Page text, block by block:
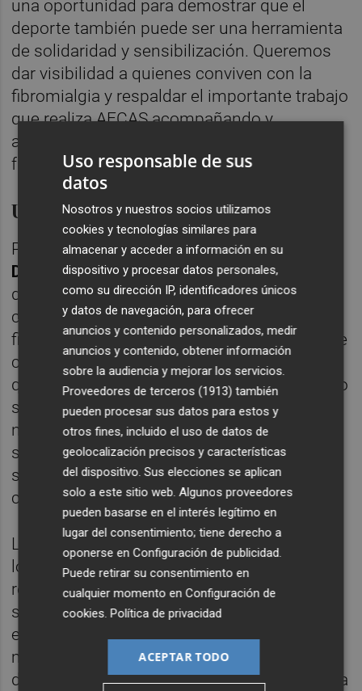
una oportunidad para demostrar que el
deporte también puede ser una herramienta
de solidaridad y sensibilización. Queremos
dar visibilidad a quienes conviven con la
fibromialgia y respaldar el importante trabajo
que realiza AFCAS acompañando y
apoyando a las personas afectadas y a sus
familias”.
Una enfermedad "invisible"
Por su parte, la presidenta de AFCAS,
Dolores Pérez , ha agradecido la implicación
del Ayuntamiento y de las entidades
colaboradoras, asegurando que “la
fibromialgia es una enfermedad invisible que
condiciona profundamente la vida de
quienes la padecen. Iniciativas como esta no
solo nos ayudan a seguir desarrollando
nuestros programas de atención y apoyo,
sino también a sensibilizar a la sociedad
sobre una realidad que necesita mayor
comprensión y reconocimiento”.
La competición contará con premios para
los participantes: los primeros clasificados
recibirán vales por valor de 150 euros, los
segundos de 100 euros y los terceros de 50
euros, todos ellos canjeables en comercios
minoristas de Castellón adheridos al Portal
del Comerciante. Además, durante la jornada
Uso responsable de sus
datos
Nosotros y nuestros socios utilizamos
cookies y tecnologías similares para
almacenar y acceder a información en su
dispositivo y procesar datos personales,
como su dirección IP, identificadores únicos
y datos de navegación, para ofrecer
anuncios y contenido personalizados, medir
anuncios y contenido, obtener información
sobre la audiencia y mejorar los servicios.
Proveedores de terceros (1913) también
pueden procesar sus datos para estos y
otros fines, incluido el uso de datos de
geolocalización precisos y características
del dispositivo. Sus elecciones se aplican
solo a este sitio web. Algunos proveedores
pueden basarse en el interés legítimo en
lugar del consentimiento; tiene derecho a
oponerse enConfiguración de publicidad
Puede retirar su consentimiento en
cualquier momento enConfiguración de
cookies .Política de privacidad
ACEPTAR TODO